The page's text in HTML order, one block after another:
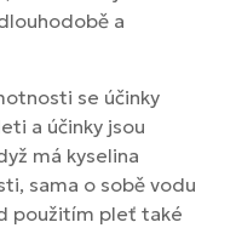
a
se účinky
a účinky jsou
má kyselina
sama o sobě vodu
použitím pleť také